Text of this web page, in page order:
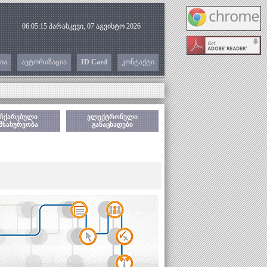
06:05:15პარასკევი, 07 აგვისტო 2026
კონტაქტი
ID Card
ავტორიზაცია
ელექტრონული
განაცხადები